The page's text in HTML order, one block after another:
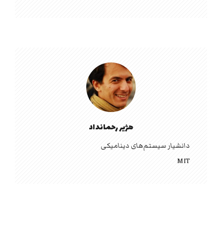
هژیر رحمانداد
دانشیار سیستم‌های دینامیکی
MIT